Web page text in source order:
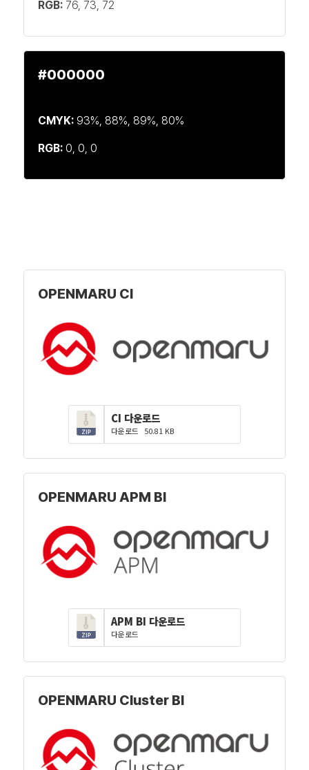
RGB:76, 73, 72
#000000
CMYK:93%, 88%, 89%, 80%
RGB:0, 0, 0
OPENMARU CI
CI 다운로드
다운로드 50.81 KB
OPENMARU APM BI
APM BI 다운로드
다운로드
OPENMARU Cluster BI